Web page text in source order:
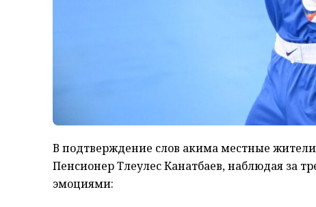
В подтверждение слов акима местные
Пенсионер Тлеулес Канатбаев, наблюдая за
эмоциями: